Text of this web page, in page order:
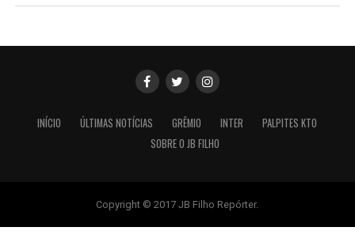
INÍCIO ÚLTIMAS NOTÍCIAS GRÊMIO INTER
PALPITES KTO
SOBRE O JB FILHO
Copyright © 2017 JB Filho Repórter.